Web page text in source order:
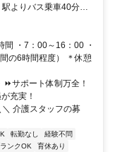
よりバス乗車40分／
・7：00～16：00 ・
の6時間程度） ＊休憩
サポート体制万全！
充実！
スタッフの募
転勤なし
経験不問
ンクOK
育休あり